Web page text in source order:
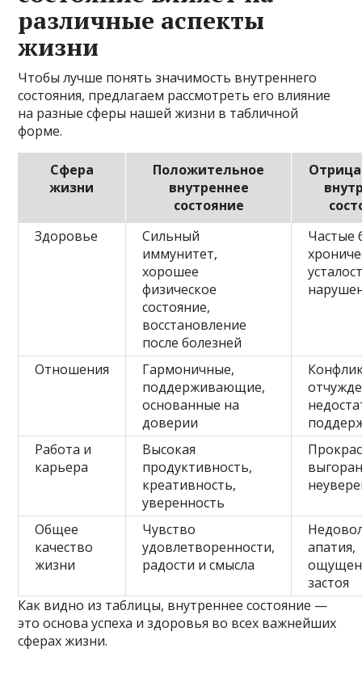
различные аспекты
жизни
Чтобы лучше понять значимость внутреннего
состояния, предлагаем рассмотреть его влияние
на разные сферы нашей жизни в табличной
форме.
Сфера
жизни
Положительное
внутреннее
состояние
Здоровье
Сильный
иммунитет,
хорошее
физическое
состояние,
восстановление
после болезней
Частые
Отношения
Гармоничные,
поддерживающие,
основанные на
доверии
Работа и
карьера
Высокая
продуктивность,
креативность,
уверенность
Общее
качество
жизни
Чувство
удовлетворенности,
радости и смысла
апатия,
застоя
Как видно из таблицы, внутреннее состояние —
это основа успеха и здоровья во всех важнейших
сферах жизни.